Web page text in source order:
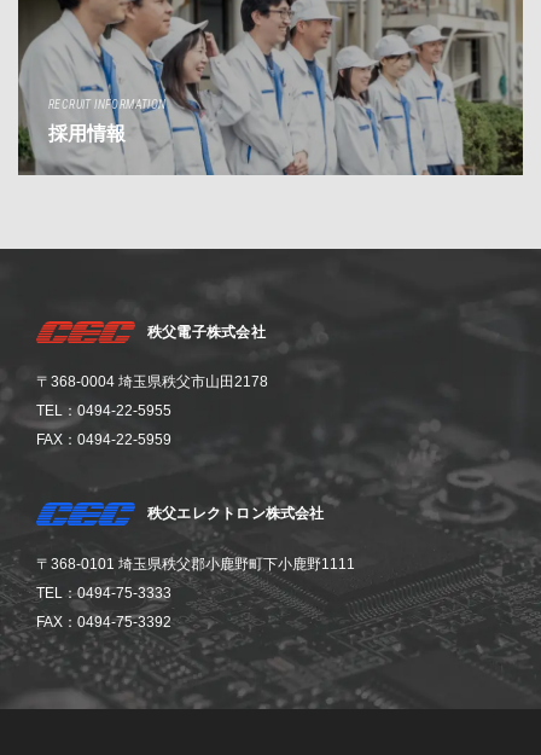
RECRUIT INFORMATION
採用情報
秩父電子株式会社
〒368-0004 埼玉県秩父市山田2178
TEL：0494-22-5955
FAX：0494-22-5959
秩父エレクトロン株式会社
〒368-0101 埼玉県秩父郡小鹿野町下小鹿野1111
TEL：0494-75-3333
FAX：0494-75-3392